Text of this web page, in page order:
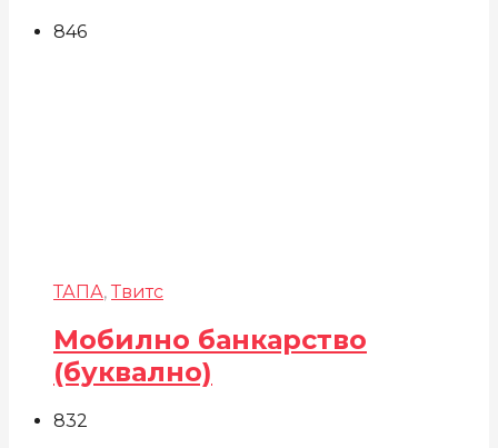
846
ТАПА, Твитс
Мобилно банкарство
(буквално)
832